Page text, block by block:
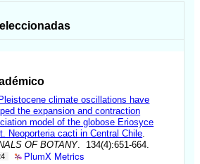
Pleistocene climate oscillations have
the expansion and contraction
model of the globose Eriosyce
Neoporteria cacti in Central Chile.
OF BOTANY. 134(4):651-664.
PlumX Metrics